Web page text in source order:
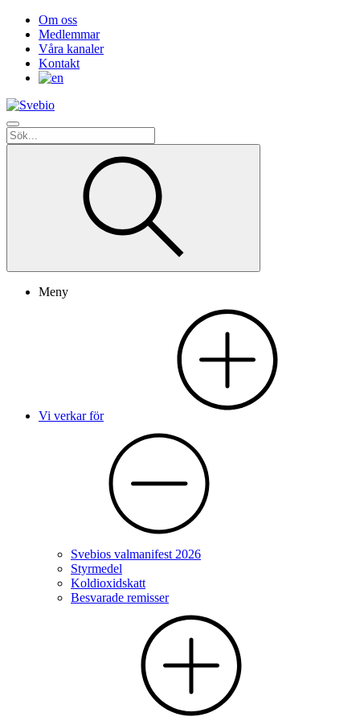
Om oss
Medlemmar
Våra kanaler
Kontakt
Meny
Vi verkar för
Svebios valmanifest 2026
Styrmedel
Koldioxidskatt
Besvarade remisser